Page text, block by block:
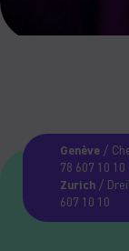
Genève/
78 607 10 10
Zurich/
607 10 10